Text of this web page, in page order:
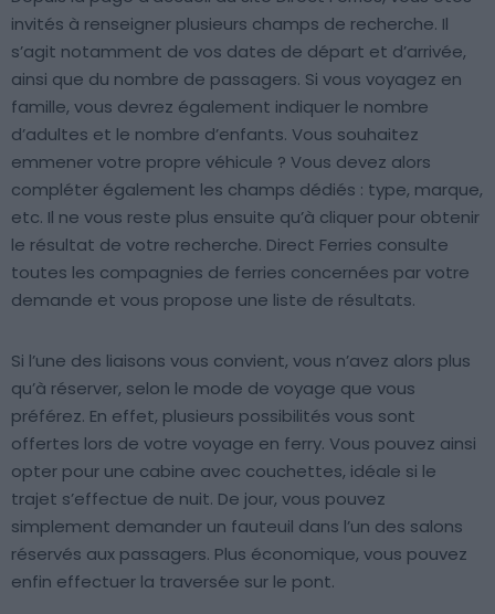
invités à renseigner plusieurs champs de recherche. Il
s’agit notamment de vos dates de départ et d’arrivée,
ainsi que du nombre de passagers. Si vous voyagez en
famille, vous devrez également indiquer le nombre
d’adultes et le nombre d’enfants. Vous souhaitez
emmener votre propre véhicule ? Vous devez alors
compléter également les champs dédiés : type, marque,
etc. Il ne vous reste plus ensuite qu’à cliquer pour obtenir
le résultat de votre recherche. Direct Ferries consulte
toutes les compagnies de ferries concernées par votre
demande et vous propose une liste de résultats.
Si l’une des liaisons vous convient, vous n’avez alors plus
qu’à réserver, selon le mode de voyage que vous
préférez. En effet, plusieurs possibilités vous sont
offertes lors de votre voyage en ferry. Vous pouvez ainsi
opter pour une cabine avec couchettes, idéale si le
trajet s’effectue de nuit. De jour, vous pouvez
simplement demander un fauteuil dans l’un des salons
réservés aux passagers. Plus économique, vous pouvez
enfin effectuer la traversée sur le pont.